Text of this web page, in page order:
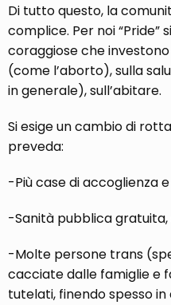
Di tutto questo, la
complice. Per noi
coraggiose che
(come l’aborto), sulla
in generale), sull’abitare.
Si esige un cambio di
preveda:
-Più case di accoglienza
-Sanità pubblica
-Molte persone trans
cacciate dalle famiglie e
tutelati, finendo spesso